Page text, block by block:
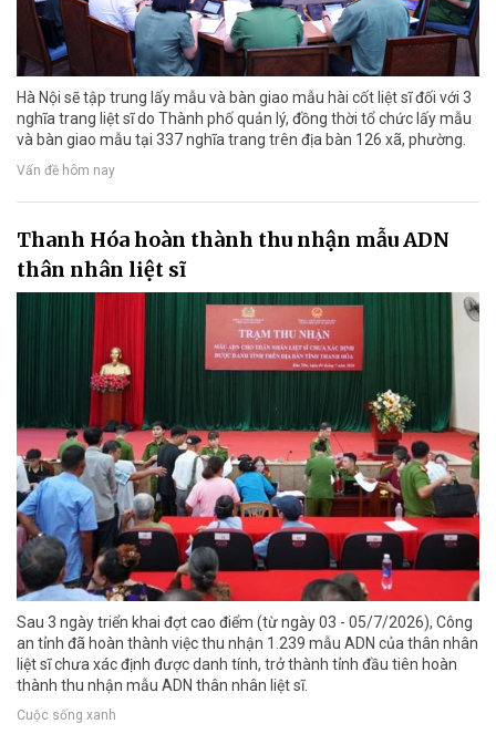
Hà Nội sẽ tập trung lấy mẫu và bàn giao mẫu hài cốt liệt sĩ đối với 3
nghĩa trang liệt sĩ do Thành phố quản lý, đồng thời tổ chức lấy mẫu
và bàn giao mẫu tại 337 nghĩa trang trên địa bàn 126 xã, phường.
Vấn đề hôm nay
Thanh Hóa hoàn thành thu nhận mẫu ADN
thân nhân liệt sĩ
Sau 3 ngày triển khai đợt cao điểm (từ ngày 03 - 05/7/2026), Công
an tỉnh đã hoàn thành việc thu nhận 1.239 mẫu ADN của thân nhân
liệt sĩ chưa xác định được danh tính, trở thành tỉnh đầu tiên hoàn
thành thu nhận mẫu ADN thân nhân liệt sĩ.
Cuộc sống xanh